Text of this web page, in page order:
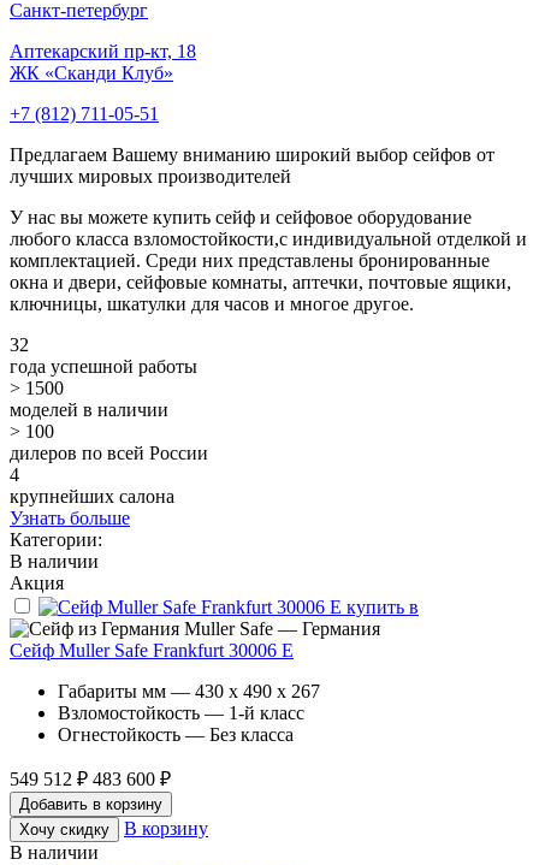
Cанкт-петербург
Аптекарский пр-кт, 18
ЖК «Сканди Клуб»
+7 (812) 711-05-51
Предлагаем Вашему вниманию широкий выбор сейфов от
лучших мировых производителей
У нас вы можете купить сейф и сейфовое оборудование
любого класса взломостойкости,с индивидуальной отделкой и
комплектацией. Среди них представлены бронированные
окна и двери, сейфовые комнаты, аптечки, почтовые ящики,
ключницы, шкатулки для часов и многое другое.
32
года успешной работы
> 1500
моделей в наличии
> 100
дилеров по всей России
4
крупнейших салона
Узнать больше
Категории:
В наличии
Акция
Muller Safe — Германия
Сейф Muller Safe Frankfurt 30006 E
Габариты мм — 430 x 490 x 267
Взломостойкость — 1-й класс
Огнестойкость — Без класса
549 512 ₽ 483 600 ₽
Добавить в корзину
Хочу скидку
В корзину
В наличии